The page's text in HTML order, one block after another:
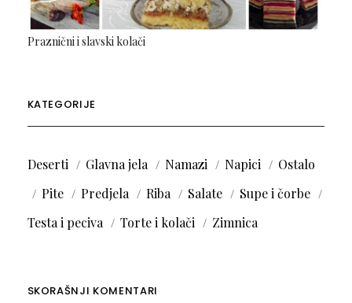
Praznični i slavski kolači
KATEGORIJE
Deserti Glavna jela Namazi Napici
Ostalo
Pite
Predjela Riba Salate
Supe i čorbe
Testa i peciva
Torte i kolači Zimnica
SKORAŠNJI KOMENTARI